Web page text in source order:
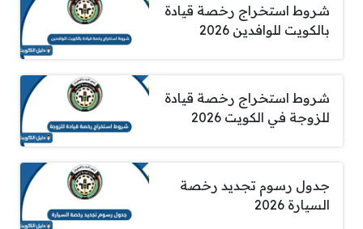
شروط استخراج رخصة قيادة
بالكويت للوافدين 2026
شروط استخراج رخصة قيادة
للزوجة في الكويت 2026
جدول رسوم تجديد رخصة
السيارة 2026